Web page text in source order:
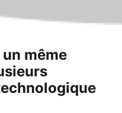
même